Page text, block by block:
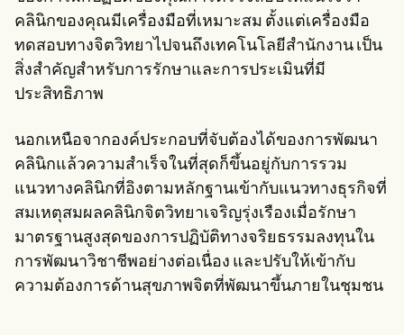
คลินิกของคุณมีเครื่องมือที่เหมาะสม ตั้งแต่เครื่องมือ
ทดสอบทางจิตวิทยาไปจนถึงเทคโนโลยีสำนักงาน เป็น
สิ่งสำคัญสำหรับการรักษาและการประเมินที่มี
ประสิทธิภาพ
นอกเหนือจากองค์ประกอบที่จับต้องได้ของการพัฒนา
คลินิกแล้วความสำเร็จในที่สุดก็ขึ้นอยู่กับการรวม
แนวทางคลินิกที่อิงตามหลักฐานเข้ากับแนวทางธุรกิจที่
สมเหตุสมผลคลินิกจิตวิทยาเจริญรุ่งเรืองเมื่อรักษา
มาตรฐานสูงสุดของการปฏิบัติทางจริยธรรมลงทุนใน
การพัฒนาวิชาชีพอย่างต่อเนื่อง และปรับให้เข้ากับ
ความต้องการด้านสุขภาพจิตที่พัฒนาขึ้นภายในชุมชน